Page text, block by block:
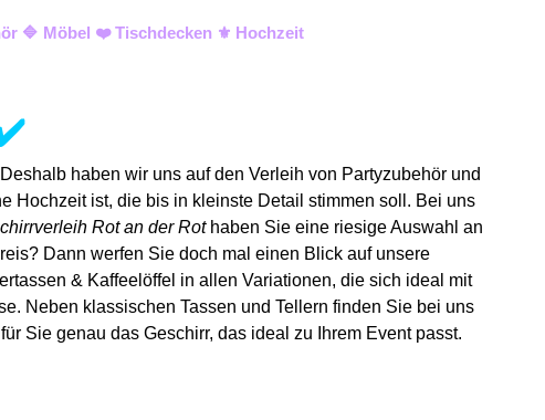
🔷 Möbel ❤️ Tischdecken ⚜️ Hochzeit
haben wir uns auf den Verleih von Partyzubehör und
Hochzeit ist, die bis in kleinste Detail stimmen soll. Bei uns
Rot an der Rothaben Sie eine riesige Auswahl an
Dann werfen Sie doch mal einen Blick auf unsere
& Kaffeelöffel in allen Variationen, die sich ideal mit
Neben klassischen Tassen und Tellern finden Sie bei uns
Sie genau das Geschirr, das ideal zu Ihrem Event passt.